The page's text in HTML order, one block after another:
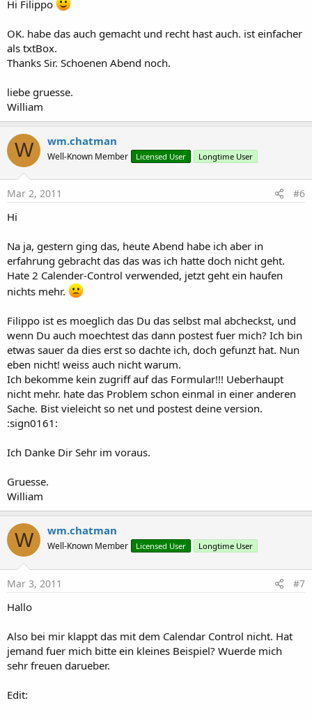
Hi Filippo
OK. habe das auch gemacht und recht hast auch. ist einfacher
als txtBox.
Thanks Sir. Schoenen Abend noch.
liebe gruesse.
William
W wm.chatman
Well-Known Member Licensed User Longtime User
Mar 2, 2011 #6
Hi
Na ja, gestern ging das, heute Abend habe ich aber in
erfahrung gebracht das das was ich hatte doch nicht geht.
Hate 2 Calender-Control verwended, jetzt geht ein haufen
nichts mehr.
Filippo ist es moeglich das Du das selbst mal abcheckst, und
wenn Du auch moechtest das dann postest fuer mich? Ich bin
etwas sauer da dies erst so dachte ich, doch gefunzt hat. Nun
eben nicht! weiss auch nicht warum.
Ich bekomme kein zugriff auf das Formular!!! Ueberhaupt
nicht mehr. hate das Problem schon einmal in einer anderen
Sache. Bist vieleicht so net und postest deine version.
:sign0161:
Ich Danke Dir Sehr im voraus.
Gruesse.
William
W wm.chatman
Well-Known Member Licensed User Longtime User
Mar 3, 2011 #7
Hallo
Also bei mir klappt das mit dem Calendar Control nicht. Hat
jemand fuer mich bitte ein kleines Beispiel? Wuerde mich
sehr freuen darueber.
Edit: